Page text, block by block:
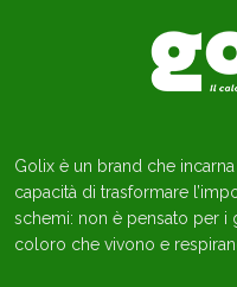
Golix è un brand che incarna
capacità di trasformare
schemi: non è pensato per i
coloro che vivono e